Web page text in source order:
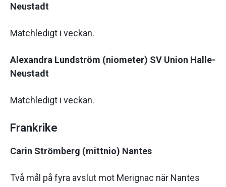
Neustadt
Matchledigt i veckan.
Alexandra Lundström (niometer) SV Union Halle-
Neustadt
Matchledigt i veckan.
Frankrike
Carin Strömberg (mittnio) Nantes
Två mål på fyra avslut mot Merignac när Nantes